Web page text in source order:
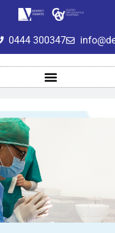
0444 300347